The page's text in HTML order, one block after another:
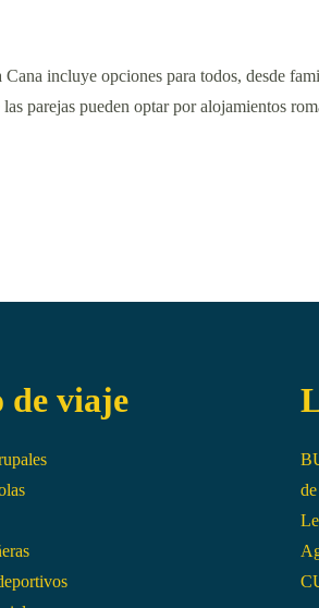
incluye opciones para todos, desde
parejas pueden optar por alojamientos
de viaje